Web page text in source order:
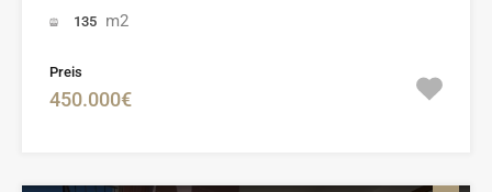
135 m2
Preis
450.000€